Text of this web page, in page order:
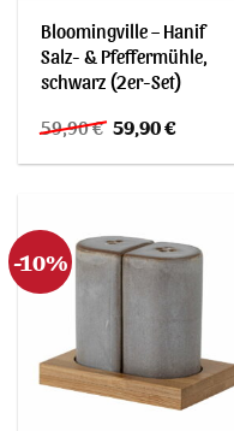
Bloomingville – Hanif
Salz- & Pfeffermühle,
schwarz (2er-Set)
59,90€ Ursprünglicher
Preis
war:
59,90€Aktueller
ist:
-10%